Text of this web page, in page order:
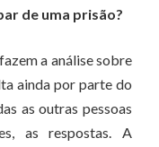
de uma prisão?
a análise sobre
ainda por parte do
as outras pessoas
as respostas. A